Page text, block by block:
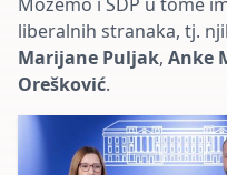
liberalnih stranaka, tj.
Marijane Puljak, Anke
Orešković.